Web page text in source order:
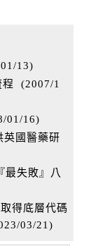
13)
(2007/1
01/16)
英國醫藥研
最失敗』八
得底層代碼
03/21 )